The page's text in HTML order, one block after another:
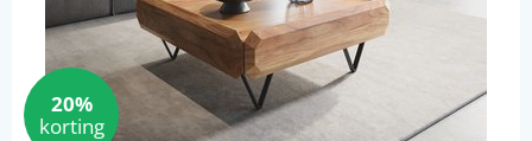
20%
korting